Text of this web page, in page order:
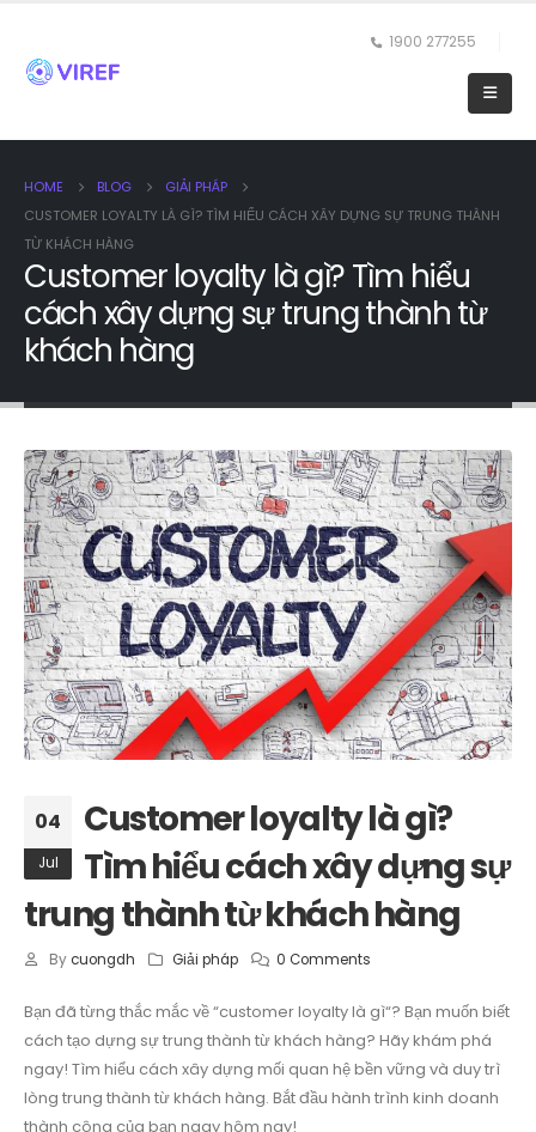
1900 277255
HOME BLOG
GIẢI PHÁP
CUSTOMER LOYALTY LÀ GÌ? TÌM HIỂU CÁCH XÂY DỰNG SỰ TRUNG THÀNH
TỪ KHÁCH HÀNG
Customer loyalty là gì? Tìm hiểu
cách xây dựng sự trung thành từ
khách hàng
04
Jul
Customer loyalty là gì?
Tìm hiểu cách xây dựng sự
trung thành từ khách hàng
By cuongdh Giải pháp 0 Comments
Bạn đã từng thắc mắc về “customer loyalty là gì“? Bạn muốn biết
cách tạo dựng sự trung thành từ khách hàng? Hãy khám phá
ngay! Tìm hiểu cách xây dựng mối quan hệ bền vững và duy trì
lòng trung thành từ khách hàng. Bắt đầu hành trình kinh doanh
thành công của bạn ngay hôm nay!